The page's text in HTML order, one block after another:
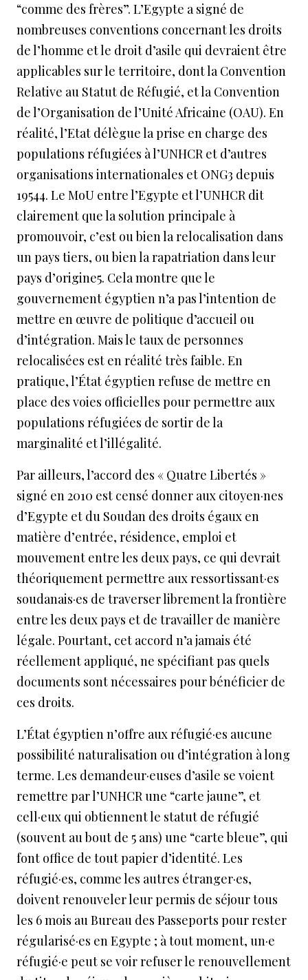
“comme des frères”. L’Egypte a signé de
nombreuses conventions concernant les droits
de l’homme et le droit d’asile qui devraient être
applicables sur le territoire, dont la Convention
Relative au Statut de Réfugié, et la Convention
de l’Organisation de l’Unité Africaine (OAU). En
réalité, l’Etat délègue la prise en charge des
populations réfugiées à l’UNHCR et d’autres
organisations internationales et ONG3 depuis
19544. Le MoU entre l’Egypte et l’UNHCR dit
clairement que la solution principale à
promouvoir, c’est ou bien la relocalisation dans
un pays tiers, ou bien la rapatriation dans leur
pays d’origine5. Cela montre que le
gouvernement égyptien n’a pas l’intention de
mettre en œuvre de politique d’accueil ou
d’intégration. Mais le taux de personnes
relocalisées est en réalité très faible. En
pratique, l’État égyptien refuse de mettre en
place des voies officielles pour permettre aux
populations réfugiées de sortir de la
marginalité et l’illégalité.
Par ailleurs, l’accord des « Quatre Libertés »
signé en 2010 est censé donner aux citoyen·nes
d’Egypte et du Soudan des droits égaux en
matière d’entrée, résidence, emploi et
mouvement entre les deux pays, ce qui devrait
théoriquement permettre aux ressortissant·es
soudanais·es de traverser librement la frontière
entre les deux pays et de travailler de manière
légale. Pourtant, cet accord n’a jamais été
réellement appliqué, ne spécifiant pas quels
documents sont nécessaires pour bénéficier de
ces droits.
L’État égyptien n’offre aux réfugié·es aucune
possibilité naturalisation ou d’intégration à long
terme. Les demandeur·euses d’asile se voient
remettre par l’UNHCR une “carte jaune”, et
cell·eux qui obtiennent le statut de réfugié
(souvent au bout de 5 ans) une “carte bleue”, qui
font office de tout papier d’identité. Les
réfugié·es, comme les autres étranger·es,
doivent renouveler leur permis de séjour tous
les 6 mois au Bureau des Passeports pour rester
régularisé·es en Egypte ; à tout moment, un·e
réfugié·e peut se voir refuser le renouvellement